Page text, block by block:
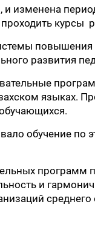
и изменена
курсы
развития
языках.
обучение
и